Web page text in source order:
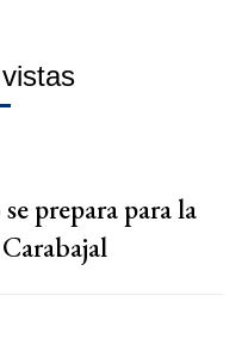
prepara para la